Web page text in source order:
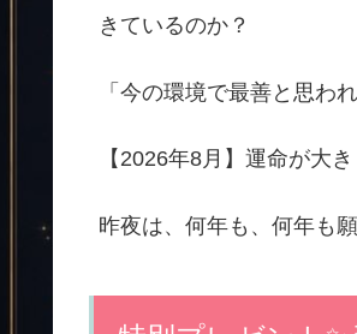
きているのか？
「今の環境で最善と思わ
【2026年8月】運命が大
昨夜は、何年も、何年も